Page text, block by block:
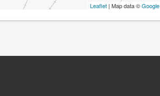
Leaflet | Map data ©Google